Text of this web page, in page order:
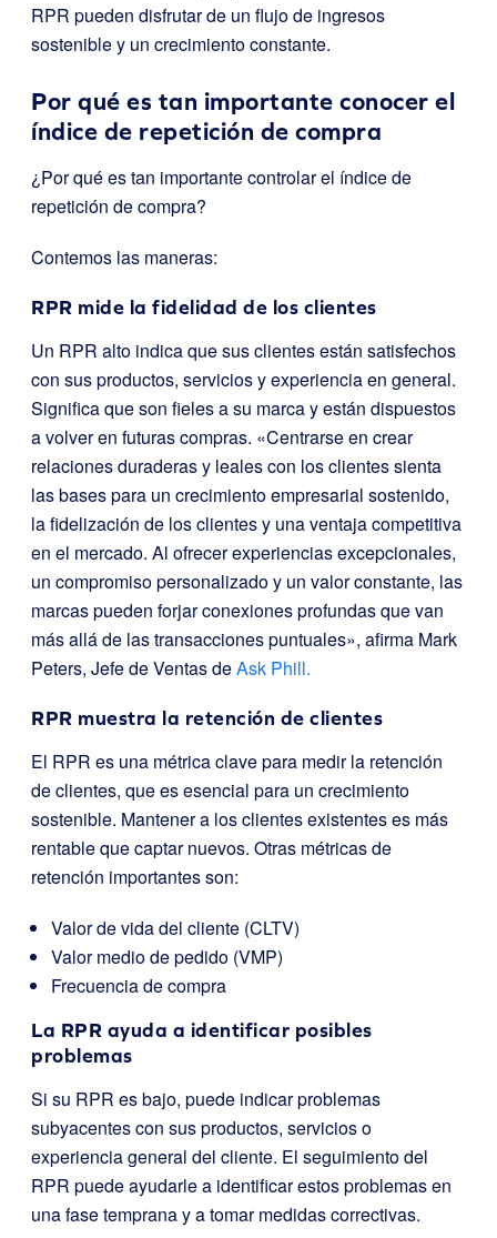
RPR pueden disfrutar de un flujo de ingresos
sostenible y un crecimiento constante.
Por qué es tan importante conocer el
índice de repetición de compra
¿Por qué es tan importante controlar el índice de
repetición de compra?
Contemos las maneras:
RPR mide la fidelidad de los clientes
Un RPR alto indica que sus clientes están satisfechos
con sus productos, servicios y experiencia en general.
Significa que son fieles a su marca y están dispuestos
a volver en futuras compras. «Centrarse en crear
relaciones duraderas y leales con los clientes sienta
las bases para un crecimiento empresarial sostenido,
la fidelización de los clientes y una ventaja competitiva
en el mercado. Al ofrecer experiencias excepcionales,
un compromiso personalizado y un valor constante, las
marcas pueden forjar conexiones profundas que van
más allá de las transacciones puntuales», afirma Mark
Peters, Jefe de Ventas deAsk Phill.
RPR muestra la retención de clientes
El RPR es una métrica clave para medir la retención
de clientes, que es esencial para un crecimiento
sostenible. Mantener a los clientes existentes es más
rentable que captar nuevos. Otras métricas de
retención importantes son:
Valor de vida del cliente (CLTV)
Valor medio de pedido (VMP)
Frecuencia de compra
La RPR ayuda a identificar posibles
problemas
Si su RPR es bajo, puede indicar problemas
subyacentes con sus productos, servicios o
experiencia general del cliente. El seguimiento del
RPR puede ayudarle a identificar estos problemas en
una fase temprana y a tomar medidas correctivas.